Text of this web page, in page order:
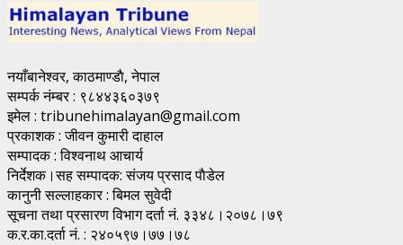
नयाँबानेश्वर, काठमाण्डाै, नेपाल
सम्पर्क नंम्बर : ९८४४३६०३७९
इमेल : tribunehimalayan@gmail.com
प्रकाशक : जीवन कुमारी दाहाल
सम्पादक : विश्वनाथ आचार्य
निर्देशक।सह सम्पादक: संजय प्रसाद पाैडेल
कानुनी सल्लाहकार : बिमल सुवेदी
सूचना तथा प्रसारण विभाग दर्ता नं. ३३४८।२०७८।७९
क.र.का.दर्ता नं. : २४०५९७।७७।७८